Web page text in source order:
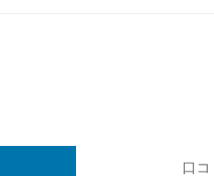
口コ